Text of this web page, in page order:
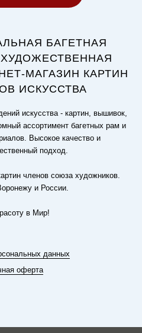
БАГЕТНАЯ
МАГАЗИН КАРТИН
ИСКУССТВА
искусства - картин, вышивок,
ассортимент багетных рам и
Высокое качество и
подход.
членов союза художников.
и России.
в Мир!
данных
оферта